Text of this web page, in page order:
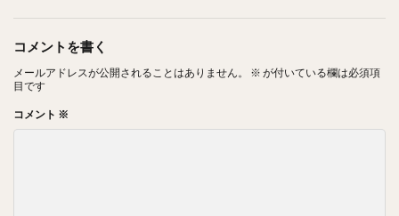
コメントを書く
メールアドレスが公開されることはありません。 ※ が付いている欄は必須項
目です
コメント ※